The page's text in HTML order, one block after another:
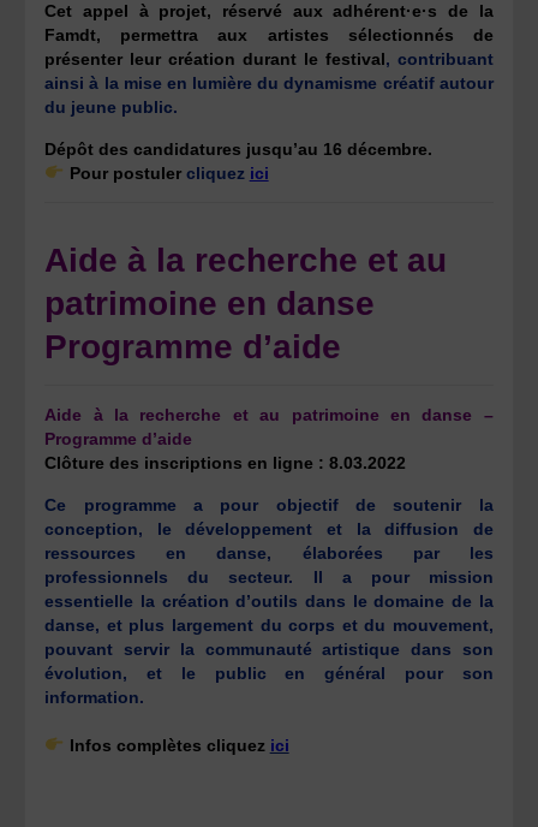
Cet appel à projet, réservé aux adhérent·e·s de la
Famdt, permettra aux artistes sélectionnés de
présenter leur création durant le festival, contribuant
ainsi à la mise en lumière du dynamisme créatif autour
du jeune public.
Dépôt des candidatures jusqu’au 16 décembre.
Pour postulercliquez ici
Aide à la recherche et au
patrimoine en danse
Programme d’aide
Aide à la recherche et au patrimoine en danse –
Programme d’aide
Clôture des inscriptions en ligne : 8.03.2022
Ce programme a pour objectif de soutenir la
conception, le développement et la diffusion de
ressources en danse, élaborées par les
professionnels du secteur. Il a pour mission
essentielle la création d’outils dans le domaine de la
danse, et plus largement du corps et du mouvement,
pouvant servir la communauté artistique dans son
évolution, et le public en général pour son
information.
Infos complètes cliquez ici